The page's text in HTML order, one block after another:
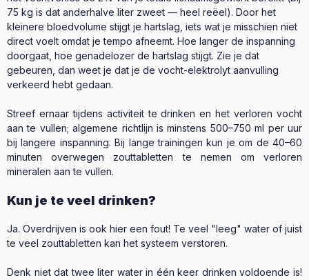
75 kg is dat anderhalve liter zweet — heel reëel). Door het
kleinere bloedvolume stijgt je hartslag, iets wat je misschien niet
direct voelt omdat je tempo afneemt. Hoe langer de inspanning
doorgaat, hoe genadelozer de hartslag stijgt. Zie je dat
gebeuren, dan weet je dat je de vocht-elektrolyt aanvulling
verkeerd hebt gedaan.
Streef ernaar tijdens activiteit te drinken en het verloren vocht
aan te vullen; algemene richtlijn is minstens 500–750 ml per uur
bij langere inspanning. Bij lange trainingen kun je om de 40–60
minuten overwegen zouttabletten te nemen om verloren
mineralen aan te vullen.
Kun je te veel drinken?
Ja. Overdrijven is ook hier een fout! Te veel "leeg" water of juist
te veel zouttabletten kan het systeem verstoren.
Denk niet dat twee liter water in één keer drinken voldoende is!